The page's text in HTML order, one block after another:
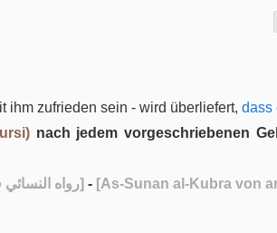
ihm zufrieden sein - wird überliefert, dass
nach jedem vorgeschriebenen
- [رواه النسائي في الكبرى] - [As-Sunan al-Kubra von